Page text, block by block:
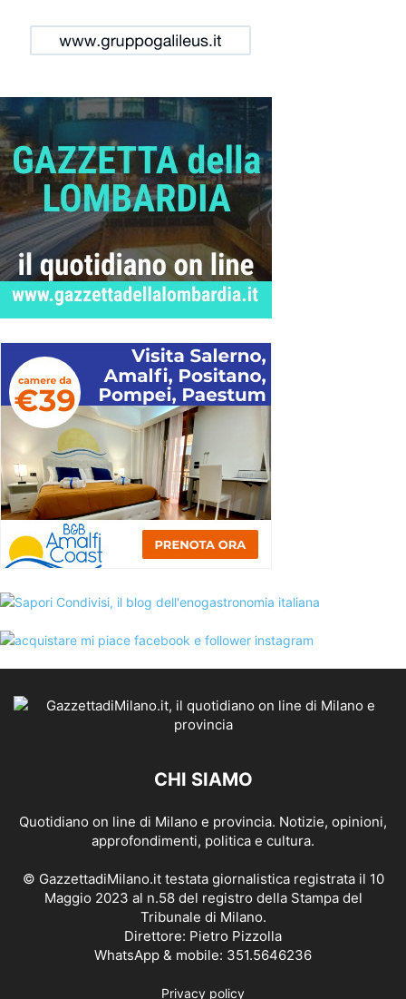
CHI SIAMO
Quotidiano on line di Milano e provincia. Notizie, opinioni,
approfondimenti, politica e cultura.
© GazzettadiMilano.it testata giornalistica registrata il 10
Maggio 2023 al n.58 del registro della Stampa del
Tribunale di Milano.
Direttore: Pietro Pizzolla
WhatsApp & mobile: 351.5646236
Privacy policy